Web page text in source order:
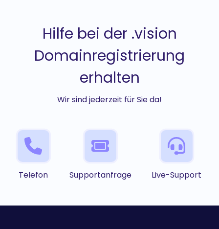
Hilfe bei der .vision
Domainregistrierung
erhalten
Wir sind jederzeit für Sie da!
Telefon Supportanfrage Live-Support